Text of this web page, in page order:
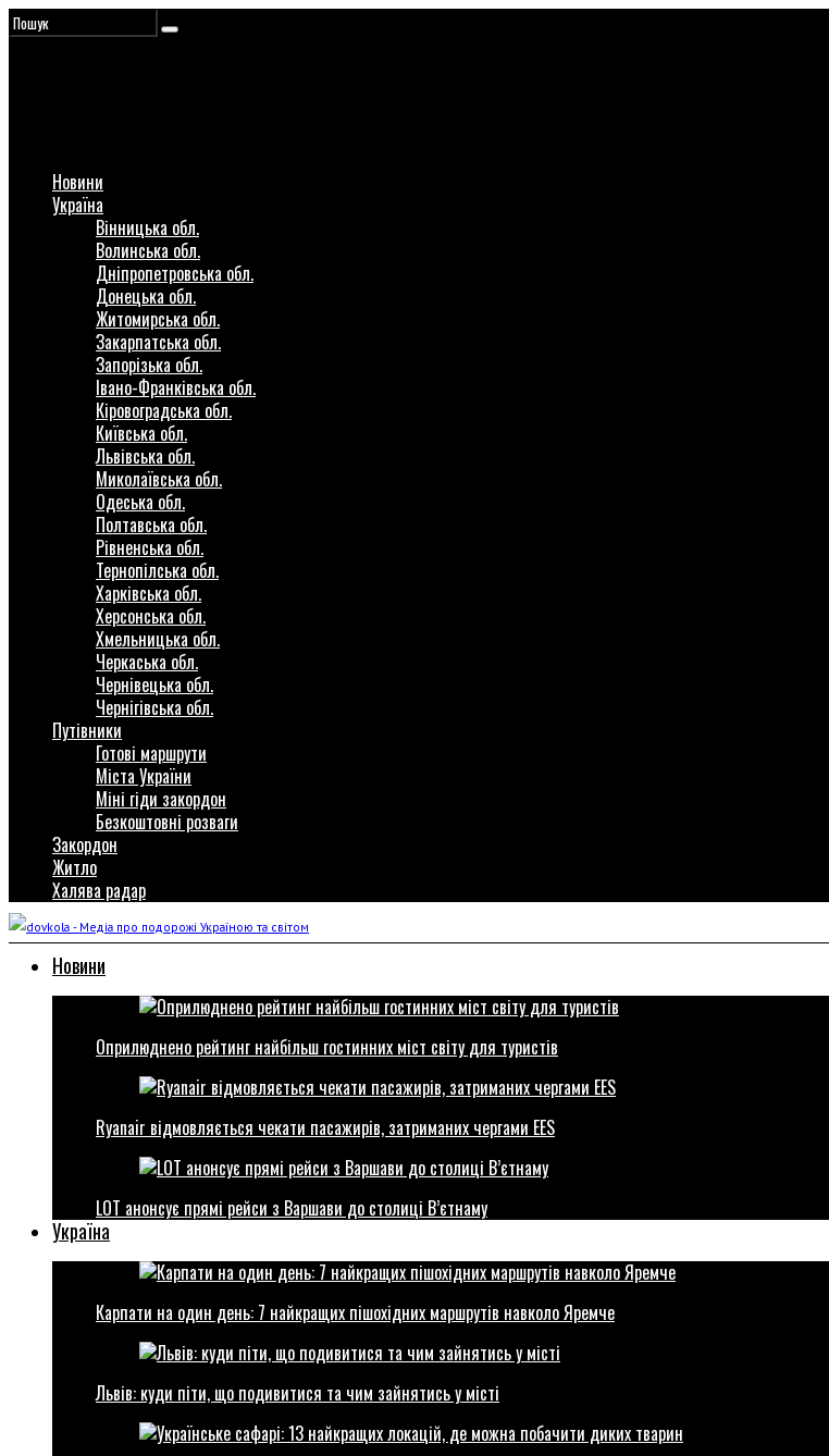
Новини
Україна
Вінницька обл.
Волинська обл.
Дніпропетровська обл.
Донецька обл.
Житомирська обл.
Закарпатська обл.
Запорізька обл.
Івано-Франківська обл.
Кіровоградська обл.
Київська обл.
Львівська обл.
Миколаївська обл.
Одеська обл.
Полтавська обл.
Рівненська обл.
Тернопілська обл.
Харківська обл.
Херсонська обл.
Хмельницька обл.
Черкаська обл.
Чернівецька обл.
Чернігівська обл.
Путівники
Готові маршрути
Міста України
Міні гіди закордон
Безкоштовні розваги
Закордон
Житло
Халява радар
Новини
Оприлюднено рейтинг найбільш гостинних міст світу для туристів
Ryanair відмовляється чекати пасажирів, затриманих чергами EES
LOT анонсує прямі рейси з Варшави до столиці В’єтнаму
Україна
Карпати на один день: 7 найкращих пішохідних маршрутів навколо Яремче
Львів: куди піти, що подивитися та чим зайнятись у місті